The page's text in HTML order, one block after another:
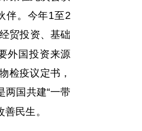
伴。今年1至2
贸投资、基础
外国投资来源
检疫议定书，
两国共建“一带
民生。